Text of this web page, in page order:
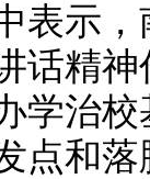
示，
话精
学治
点和